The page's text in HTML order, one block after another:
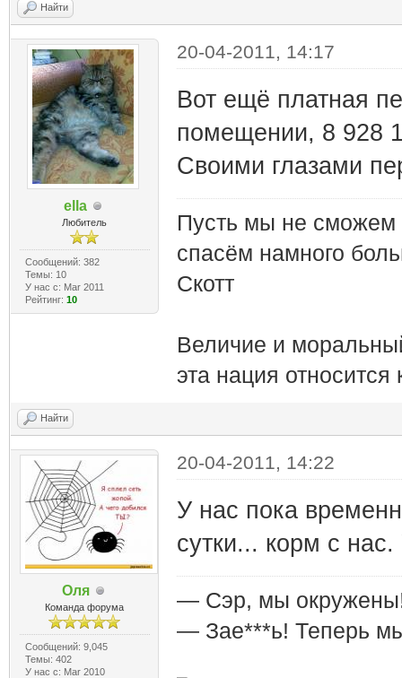
Найти
ella
Любитель
Сообщений: 382
Темы: 10
У нас с: Mar 2011
Рейтинг: 10
20-04-2011, 14:17
Вот ещё платная
помещении, 8 928
Своими глазами
Пусть мы не сможем
спасём намного
Cкотт
Величие и
эта нация
Найти
Оля
Команда форума
Сообщений: 9,045
Темы: 402
У нас с: Mar 2010
20-04-2011, 14:22
У нас пока
сутки... корм с
— Сэр, мы
— Зае***ь! Теперь